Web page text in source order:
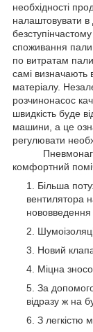
необхідності
налаштовувати в
споживання
по витратам
самі визначають
матеріалу.
розчинонасос
швидкість буде
машини, а це
регулювати
комфортний
Більша
вентилятора
Новий
Міцна
За
відразу ж на
З легкістю